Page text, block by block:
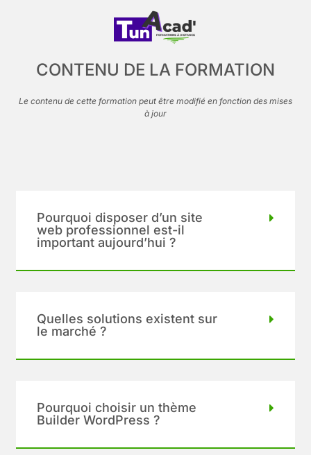
CONTENU DE LA FORMATION
Le contenu de cette formation peut être modifié en fonction des mises
à jour
Pourquoi disposer d’un site
web professionnel est-il
important aujourd’hui ?
Quelles solutions existent sur
le marché ?
Pourquoi choisir un thème
Builder WordPress ?